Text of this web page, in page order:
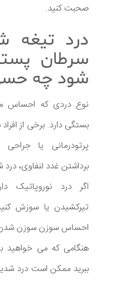
صحبت کنید.
درد تیغه
سرطان
شود چه
نوع دردی که احساس
بستگی دارد. برخی از
پرتودرمانی یا جراحی
برداشتن غدد لنفاوی، درد
اگر درد
تیرکشیدن یا سوزش
احساس سوزن سوزن شدن
هنگامی که می خواهید
ببرید ممکن است درد